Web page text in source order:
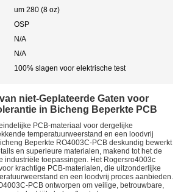
um 280 (8 oz)
OSP
N/A
N/A
100% slagen voor elektrische test
niet-Geplateerde Gaten voor
in Bicheng Beperkte PCB
PCB-materiaal voor dergelijke
temperatuurweerstand en een loodvrij
Beperkte RO4003C-PCB deskundig bewerkt
en superieure materialen, makend tot het de
industriële toepassingen. Het Rogersro4003c
krachtige PCB-materialen, die uitzonderlijke
en een loodvrij proces aanbieden.
PCB ontworpen om veilige, betrouwbare,